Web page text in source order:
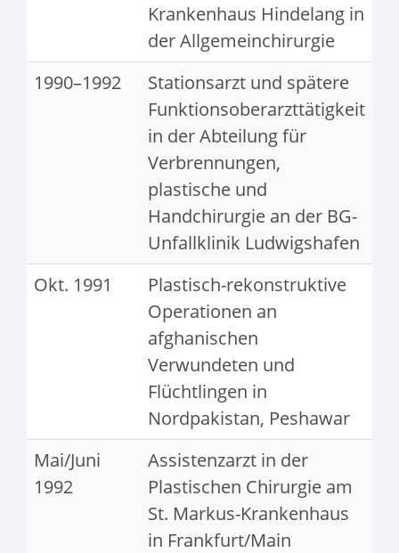
Krankenhaus Hindelang in
der Allgemeinchirurgie
1990–1992
Stationsarzt und spätere
Funktionsoberarzttätigkeit
in der Abteilung für
Verbrennungen,
plastische und
Handchirurgie an der BG-
Unfallklinik Ludwigshafen
Okt. 1991
Plastisch-rekonstruktive
Operationen an
afghanischen
Verwundeten und
Flüchtlingen in
Nordpakistan, Peshawar
Mai/Juni
1992
Assistenzarzt in der
Plastischen Chirurgie am
St. Markus-Krankenhaus
in Frankfurt/Main